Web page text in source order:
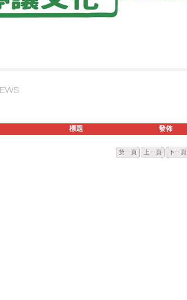
標題 發佈
第一頁 上一頁 下一頁